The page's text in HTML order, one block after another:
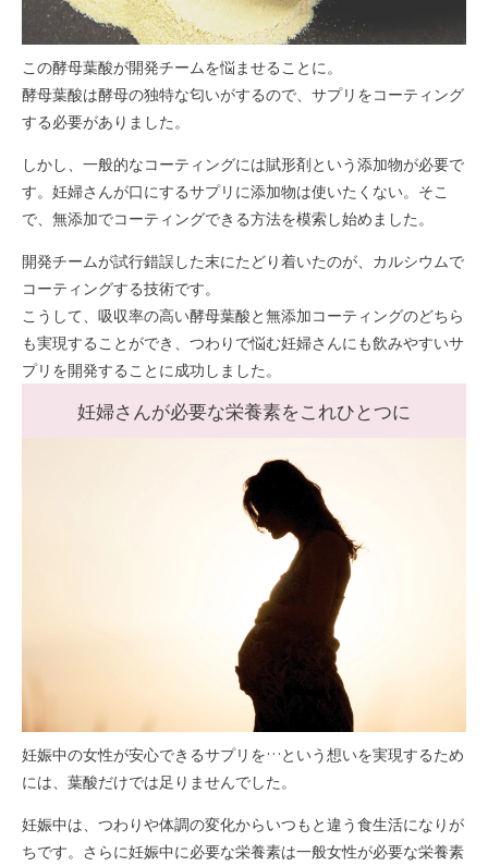
この酵母葉酸が開発チームを悩ませることに。
酵母葉酸は酵母の独特な匂いがするので、サプリをコーティング
する必要がありました。
しかし、一般的なコーティングには賦形剤という添加物が必要で
す。妊婦さんが口にするサプリに添加物は使いたくない。そこ
で、無添加でコーティングできる方法を模索し始めました。
開発チームが試行錯誤した末にたどり着いたのが、カルシウムで
コーティングする技術です。
こうして、吸収率の高い酵母葉酸と無添加コーティングのどちら
も実現することができ、つわりで悩む妊婦さんにも飲みやすいサ
プリを開発することに成功しました。
妊婦さんが必要な栄養素をこれひとつに
妊娠中の女性が安心できるサプリを…という想いを実現するため
には、葉酸だけでは足りませんでした。
妊娠中は、つわりや体調の変化からいつもと違う食生活になりが
ちです。さらに妊娠中に必要な栄養素は一般女性が必要な栄養素